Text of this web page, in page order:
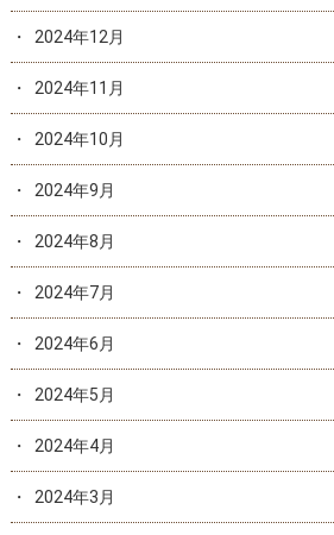
2024年12月
2024年11月
2024年10月
2024年9月
2024年8月
2024年7月
2024年6月
2024年5月
2024年4月
2024年3月